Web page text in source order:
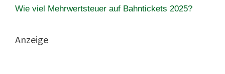
Wie viel Mehrwertsteuer auf Bahntickets 2025?
Anzeige